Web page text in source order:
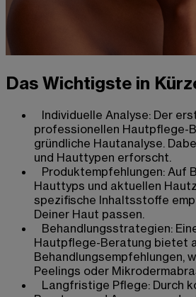
Das Wichtigste in
Individuelle Analyse: Der
professionellen Hautpflege-
gründliche Hautanalyse.
und Hauttypen erforscht.
Produktempfehlungen: Auf
Hauttyps und aktuellen
spezifische Inhaltsstoffe
Deiner Haut passen.
Behandlungsstrategien:
Hautpflege-Beratung bietet
Behandlungsempfehlungen,
Peelings oder
Langfristige Pflege: Durch